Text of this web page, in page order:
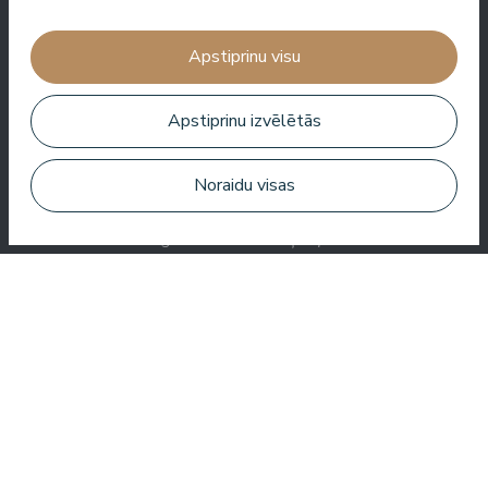
Aleks Aves
Ļoti labs SPA, brīnišķīgas procedūras, labi numuri, garšīga
Apstiprinu visu
Apstiprinu izvēlētās
Noraidu visas